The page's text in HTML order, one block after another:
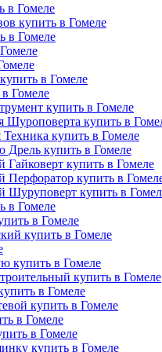
в Гомеле
купить в Гомеле
в Гомеле
в Гомеле
Гомеле
купить в Гомеле
Шуроповерта купить в
купить в Гомеле
Дрель купить в Гомеле
Гайковерт купить в Гомеле
Перфоратор купить в
Шуруповерт купить в
в Гомеле
в Гомеле
купить в Гомеле
купить в Гомеле
купить в Гомеле
в Гомеле
купить в Гомеле
в Гомеле
в Гомеле
купить в Гомеле